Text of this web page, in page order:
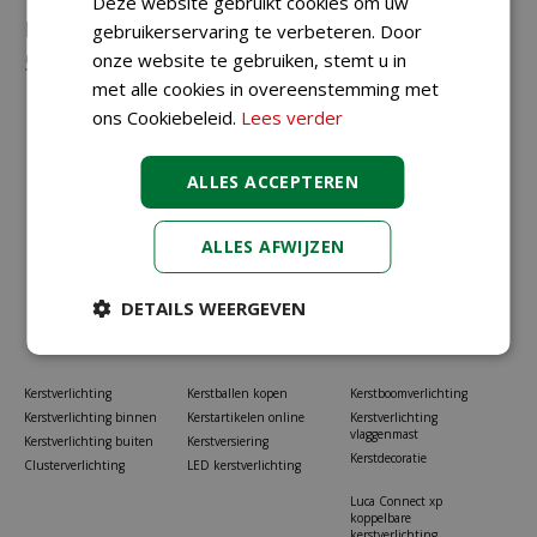
Neem gerust contact met ons op via023-
5581528ofinfo@koopkerstverlichting.nl
Kerstverlichting
Kerstverlichting binnen
Kerstverlichting buiten
Clusterverlichting
Kerstballen kopen
Kerstartikelen online
Kerstversiering
LED kerstverlichting
Kerstboomverlichting
Kerstverlichting
vlaggenmast
Kerstdecoratie
Luca Connect xp
koppelbare
gebruikerservaring te verbeteren. Door
onze website te gebruiken, stemt u in
met alle cookies in overeenstemming met
ons Cookiebeleid. Lees verder
ALLES ACCEPTEREN
ALLES AFWIJZEN
DETAILS WEERGEVEN